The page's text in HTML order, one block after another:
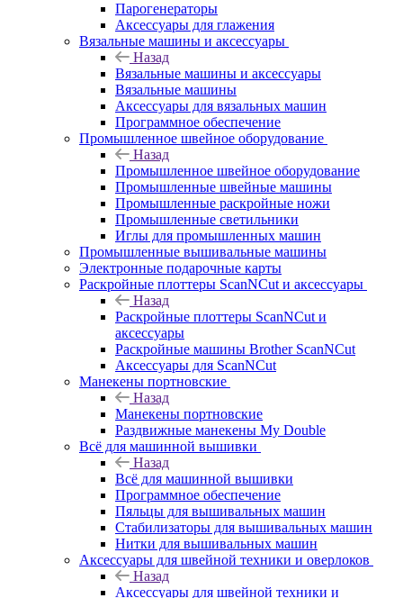
Парогенераторы
Аксессуары для глажения
Вязальные машины и аксессуары
Назад
Вязальные машины и аксессуары
Вязальные машины
Аксессуары для вязальных машин
Программное обеспечение
Промышленное швейное оборудование
Назад
Промышленное швейное оборудование
Промышленные швейные машины
Промышленные раскройные ножи
Промышленные светильники
Иглы для промышленных машин
Промышленные вышивальные машины
Электронные подарочные карты
Раскройные плоттеры ScanNCut и аксессуары
Назад
Раскройные плоттеры ScanNCut и
аксессуары
Раскройные машины Brother ScanNCut
Аксессуары для ScanNCut
Манекены портновские
Назад
Манекены портновские
Раздвижные манекены My Double
Всё для машинной вышивки
Назад
Всё для машинной вышивки
Программное обеспечение
Пяльцы для вышивальных машин
Стабилизаторы для вышивальных машин
Нитки для вышивальных машин
Аксессуары для швейной техники и оверлоков
Назад
Аксессуары для швейной техники и